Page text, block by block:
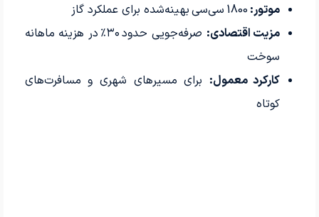
موتور:
مزیت اقتصادی:
صرفه‌جویی حدود ۳۰٪ در هزینه ماهانه
سوخت
کارکرد معمول: برای مسیرهای شهری و مسافرت‌های
کوتاه